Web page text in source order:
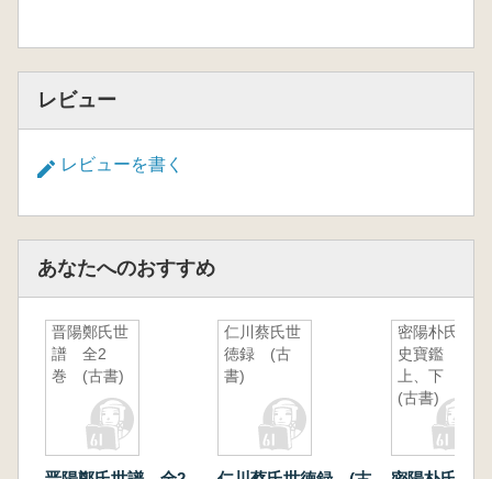
レビュー
レビューを書く
あなたへのおすすめ
晋陽鄭氏世
譜 全2
巻 (古書)
仁川蔡氏世
徳録 (古
書)
密陽朴氏宗
史寶鑑
上、下
(古書)